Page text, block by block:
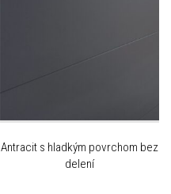
Antracit s hladkým povrchom bez
delení